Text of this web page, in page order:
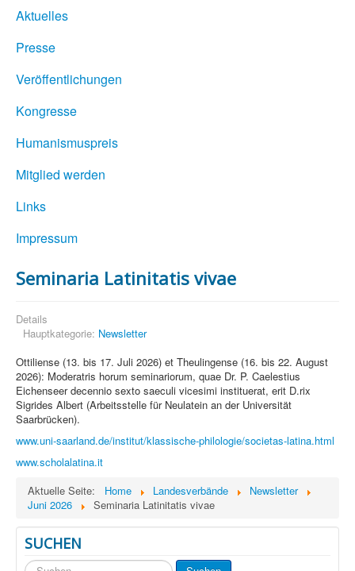
Aktuelles
Presse
Veröffentlichungen
Kongresse
Humanismuspreis
Mitglied werden
Links
Impressum
Seminaria Latinitatis vivae
Details
Hauptkategorie: Newsletter
Ottiliense (13. bis 17. Juli 2026) et Theulingense (16. bis 22. August
2026): Moderatris horum seminariorum, quae Dr. P. Caelestius
Eichenseer decennio sexto saeculi vicesimi instituerat, erit D.rix
Sigrides Albert (Arbeitsstelle für Neulatein an der Universität
Saarbrücken).
www.uni-saarland.de/institut/klassische-philologie/societas-latina.html
www.scholalatina.it
Aktuelle Seite:
Home Landesverbände
Newsletter
Juni 2026
Seminaria Latinitatis vivae
SUCHEN
Suchen